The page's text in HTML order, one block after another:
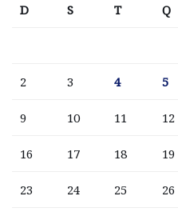
D
S T Q
2 3 4 5
9 10 11 12
16 17 18 19
23 24 25 26